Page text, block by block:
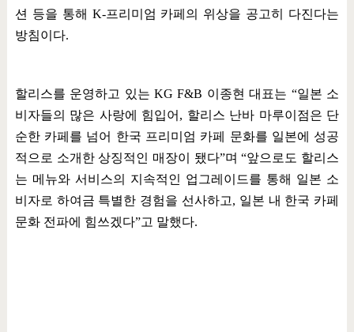
션 등을 통해 K-프리미엄 카페의 위상을 공고히 다진다는
방침이다.
할리스를 운영하고 있는KG F&B 이종현 대표는 “일본 소
비자들의 많은 사랑에 힘입어 , 할리스 난바 마루이점은 단
순한 카페를 넘어 한국 프리미엄 카페 문화를 일본에 성공
적으로 소개한 상징적인 매장이 됐다”며“앞으로도 할리스
는 메뉴와 서비스의 지속적인 업그레이드를 통해 일본 소
비자로 하여금 특별한 경험을 선사하고, 일본 내 한국 카페
문화 전파에 힘쓰겠다”고 말했다.